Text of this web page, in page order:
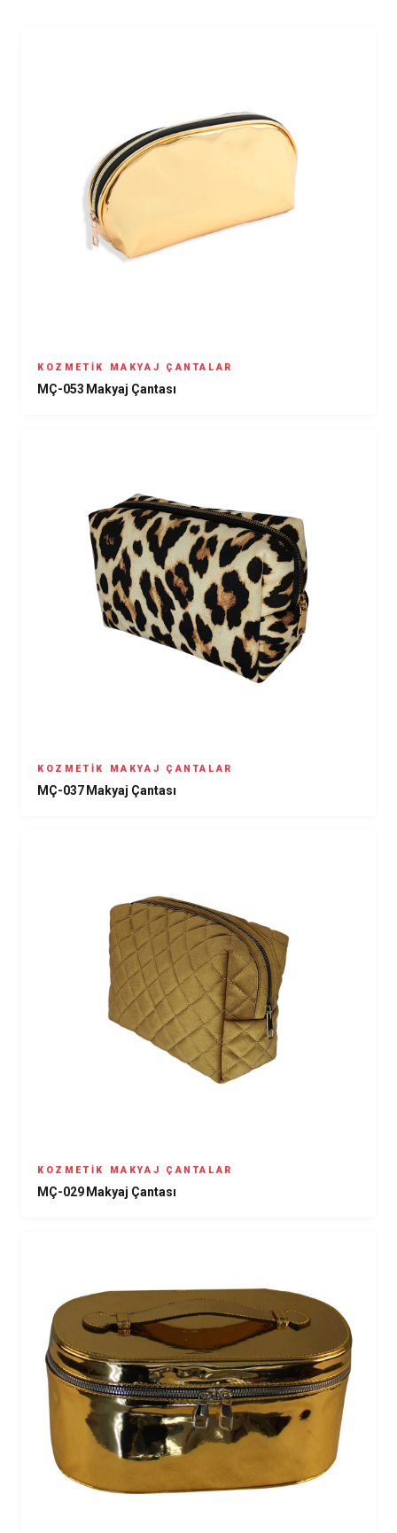
KOZMETIK MAKYAJ ÇANTALAR
MÇ-053 Makyaj Çantası
KOZMETIK MAKYAJ ÇANTALAR
MÇ-037 Makyaj Çantası
KOZMETIK MAKYAJ ÇANTALAR
MÇ-029 Makyaj Çantası